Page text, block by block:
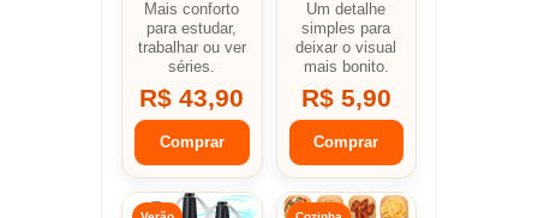
Mais conforto
para estudar,
trabalhar ou ver
séries.
R$ 43,90
Comprar
Um detalhe
simples para
deixar o visual
mais bonito.
R$ 5,90
Comprar